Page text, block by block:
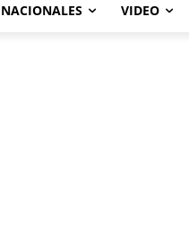
NACIONALES VIDEO